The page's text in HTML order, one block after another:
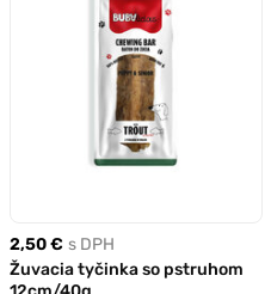
2,50 € s DPH
Žuvacia tyčinka so pstruhom